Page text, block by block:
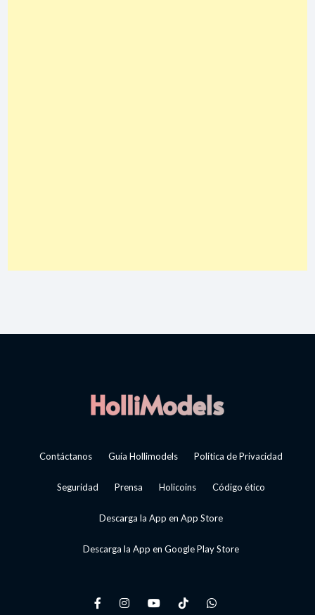
Contáctanos Guía Hollimodels Política de Privacidad
Seguridad Prensa Holicoins Código ético
Descarga la App en App Store
Descarga la App en Google Play Store